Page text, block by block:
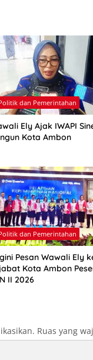
dan Pemerintahan
Ely Ajak IWAPI
Kota Ambon
dan Pemerintahan
Pesan Wawali Ely
Kota Ambon
II 2026
Ruas yang